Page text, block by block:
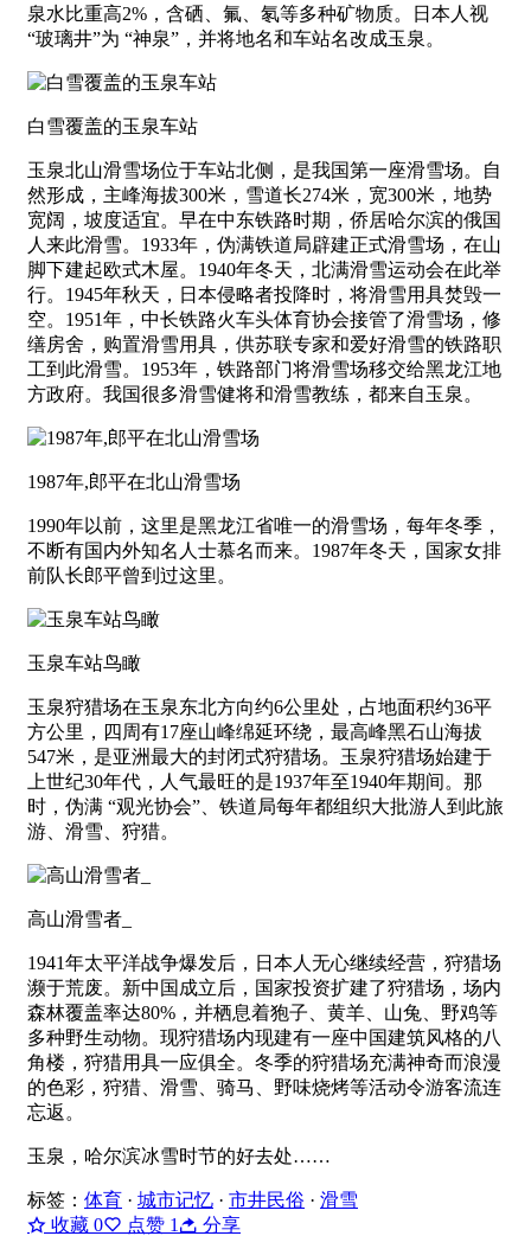
泉水比重高2%，含硒、氟、氡等多种矿物质。日本人视
“玻璃井”为 “神泉”，并将地名和车站名改成玉泉。
白雪覆盖的玉泉车站
玉泉北山滑雪场位于车站北侧，是我国第一座滑雪场。自
然形成，主峰海拔300米，雪道长274米，宽300米，地势
宽阔，坡度适宜。早在中东铁路时期，侨居哈尔滨的俄国
人来此滑雪。1933年，伪满铁道局辟建正式滑雪场，在山
脚下建起欧式木屋。1940年冬天，北满滑雪运动会在此举
行。1945年秋天，日本侵略者投降时，将滑雪用具焚毁一
空。1951年，中长铁路火车头体育协会接管了滑雪场，修
缮房舍，购置滑雪用具，供苏联专家和爱好滑雪的铁路职
工到此滑雪。1953年，铁路部门将滑雪场移交给黑龙江地
方政府。我国很多滑雪健将和滑雪教练，都来自玉泉。
1987年,郎平在北山滑雪场
1990年以前，这里是黑龙江省唯一的滑雪场，每年冬季，
不断有国内外知名人士慕名而来。1987年冬天，国家女排
前队长郎平曾到过这里。
玉泉车站鸟瞰
玉泉狩猎场在玉泉东北方向约6公里处，占地面积约36平
方公里，四周有17座山峰绵延环绕，最高峰黑石山海拔
547米，是亚洲最大的封闭式狩猎场。玉泉狩猎场始建于
上世纪30年代，人气最旺的是1937年至1940年期间。那
时，伪满 “观光协会”、铁道局每年都组织大批游人到此旅
游、滑雪、狩猎。
高山滑雪者_
1941年太平洋战争爆发后，日本人无心继续经营，狩猎场
濒于荒废。新中国成立后，国家投资扩建了狩猎场，场内
森林覆盖率达80%，并栖息着狍子、黄羊、山兔、野鸡等
多种野生动物。现狩猎场内现建有一座中国建筑风格的八
角楼，狩猎用具一应俱全。冬季的狩猎场充满神奇而浪漫
的色彩，狩猎、滑雪、骑马、野味烧烤等活动令游客流连
忘返。
玉泉，哈尔滨冰雪时节的好去处……
标签： 体育 · 城市记忆 · 市井民俗 · 滑雪
收藏 0 点赞 1 分享